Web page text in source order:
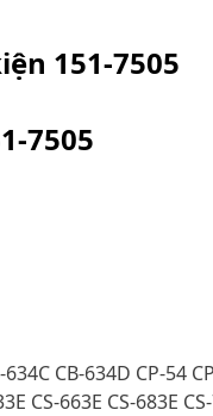
151-7505
7505
CB-634D CP-54
CS-663E CS-683E